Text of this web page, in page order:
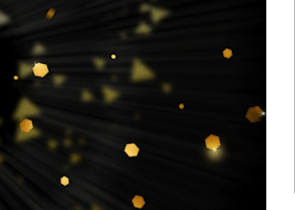
de Joyas Datos de Entrenamiento de IA